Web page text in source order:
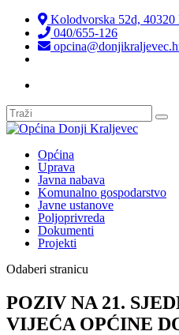
Kolodvorska 52d,
040/655-126
Općina
Uprava
Javna nabava
Komunalno gospodarstvo
Javne ustanove
Poljoprivreda
Dokumenti
Projekti
Odaberi stranicu
POZIV NA 21.
VIJEĆA OPĆINE